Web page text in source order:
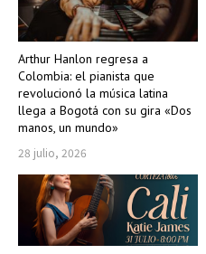
Arthur Hanlon regresa a
Colombia: el pianista que
revolucionó la música latina
llega a Bogotá con su gira «Dos
manos, un mundo»
28 julio, 2026